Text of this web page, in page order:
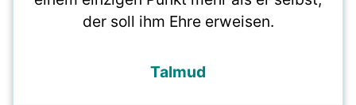
der soll ihm Ehre erweisen.
Talmud